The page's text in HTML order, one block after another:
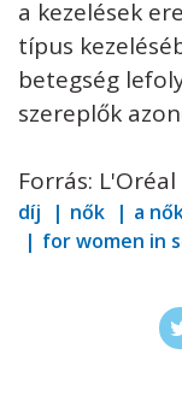
a kezelések
típus
betegség
szereplők
Forrás:
díj nők a
for women in